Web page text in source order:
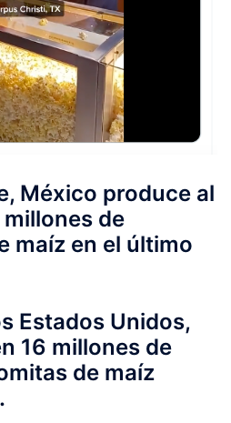
México produce al
de
maíz en el último
Estados Unidos,
16 millones de
de maíz